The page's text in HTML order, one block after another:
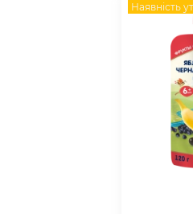
Наявність